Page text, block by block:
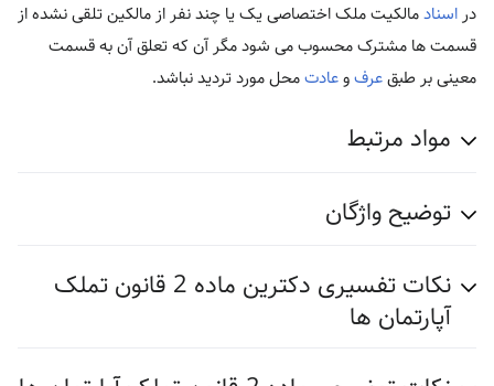
دراسنادمالکیت ملک اختصاصی یک یا چند نفر از مالکین تلقی نشده از
قسمت ها مشترک محسوب می شود مگر آن که تعلق آن به قسمت
معینی بر طبقعرفوعادتمحل مورد تردید نباشد.
مواد مرتبط
توضیح واژگان
نکات تفسیری دکترین ماده 2 قانون تملک
آپارتمان ها